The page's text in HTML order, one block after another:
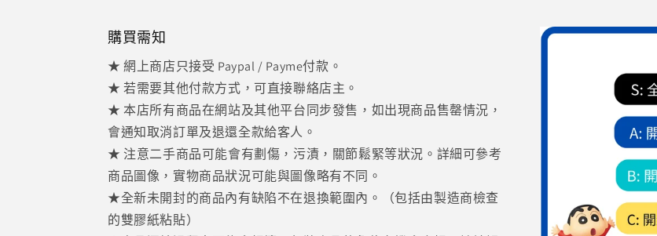
購買需知
★ 網上商店只接受 Paypal / Payme付款。
★ 若需要其他付款方式，可直接聯絡店主。
★ 本店所有商品在網站及其他平台同步發售，如出現商品售罄情況，
會通知取消訂單及退還全款給客人。
★ 注意二手商品可能會有劃傷，污漬，關節鬆緊等狀況。詳細可參考
商品圖像，實物商品狀況可能與圖像略有不同。
★全新未開封的商品內有缺陷不在退換範圍內。（包括由製造商檢查
的雙膠紙粘貼）